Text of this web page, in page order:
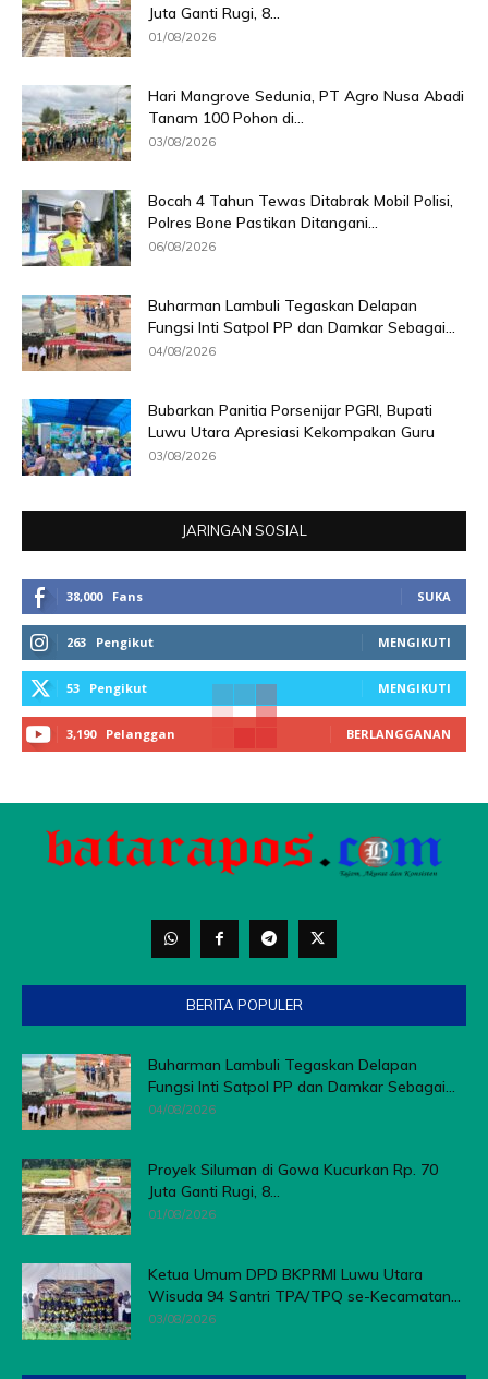
Juta Ganti Rugi, 8...
01/08/2026
Hari Mangrove Sedunia, PT Agro Nusa Abadi
Tanam 100 Pohon di...
03/08/2026
Bocah 4 Tahun Tewas Ditabrak Mobil Polisi,
Polres Bone Pastikan Ditangani...
06/08/2026
Buharman Lambuli Tegaskan Delapan
Fungsi Inti Satpol PP dan Damkar Sebagai...
04/08/2026
Bubarkan Panitia Porsenijar PGRI, Bupati
Luwu Utara Apresiasi Kekompakan Guru
03/08/2026
JARINGAN SOSIAL
38,000 Fans SUKA
263 Pengikut MENGIKUTI
53 Pengikut MENGIKUTI
3,190 Pelanggan BERLANGGANAN
BERITA POPULER
Buharman Lambuli Tegaskan Delapan
Fungsi Inti Satpol PP dan Damkar Sebagai...
04/08/2026
Proyek Siluman di Gowa Kucurkan Rp. 70
Juta Ganti Rugi, 8...
01/08/2026
Ketua Umum DPD BKPRMI Luwu Utara
Wisuda 94 Santri TPA/TPQ se-Kecamatan...
03/08/2026